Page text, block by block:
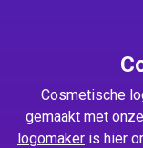
Cosmetische
gemaakt met
logomaker is hier